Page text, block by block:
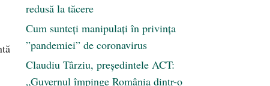
redusă la tăcere
Cum sunteți manipulați în privința
”pandemiei” de coronavirus
Claudiu Târziu, președintele ACT:
„Guvernul împinge România dintr-o